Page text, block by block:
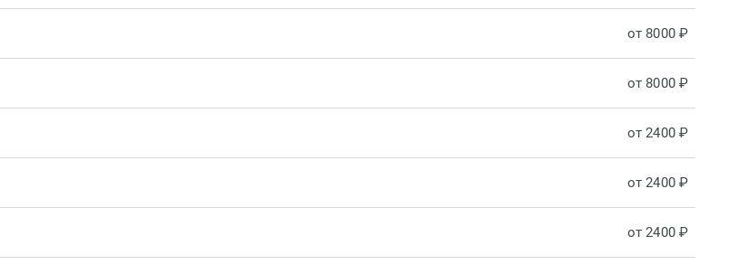
от 8000 ₽
от 8000 ₽
от 2400 ₽
от 2400 ₽
от 2400 ₽